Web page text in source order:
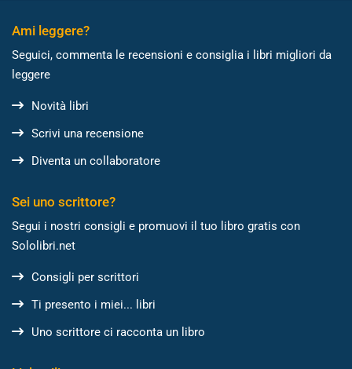
Ami leggere?
Seguici, commenta le recensioni e consiglia i libri migliori da
leggere
Novità libri
Scrivi una recensione
Diventa un collaboratore
Sei uno scrittore?
Segui i nostri consigli e promuovi il tuo libro gratis con
Sololibri.net
Consigli per scrittori
Ti presento i miei... libri
Uno scrittore ci racconta un libro